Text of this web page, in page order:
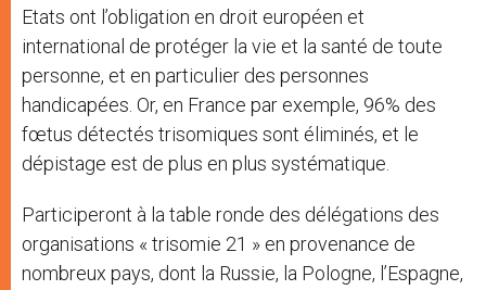
Etats ont l’obligation en droit européen et
international de protéger la vie et la santé de toute
personne, et en particulier des personnes
handicapées. Or, en France par exemple, 96% des
fœtus détectés trisomiques sont éliminés, et le
dépistage est de plus en plus systématique.
Participeront à la table ronde des délégations des
organisations « trisomie 21 » en provenance de
nombreux pays, dont la Russie, la Pologne, l’Espagne,